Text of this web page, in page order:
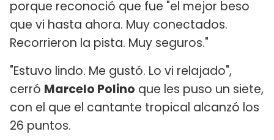
porque reconoció que fue "el mejor beso
que vi hasta ahora. Muy conectados.
Recorrieron la pista. Muy seguros."
"Estuvo lindo. Me gustó. Lo vi relajado",
cerró Marcelo Polino que les puso un siete,
con el que el cantante tropical alcanzó los
26 puntos.